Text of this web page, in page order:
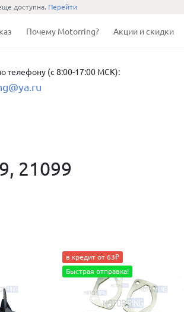
доступна. Перейти
Почему Motorring? Акции и скидки
телефону (с 8:00-17:00 МСК):
21099
в кредит от 63₽
Быстрая отправка!